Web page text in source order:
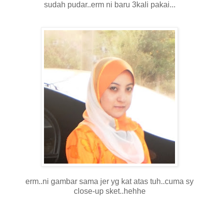
sudah pudar..erm ni baru 3kali pakai...
erm..ni gambar sama jer yg kat atas tuh..cuma sy
close-up sket..hehhe